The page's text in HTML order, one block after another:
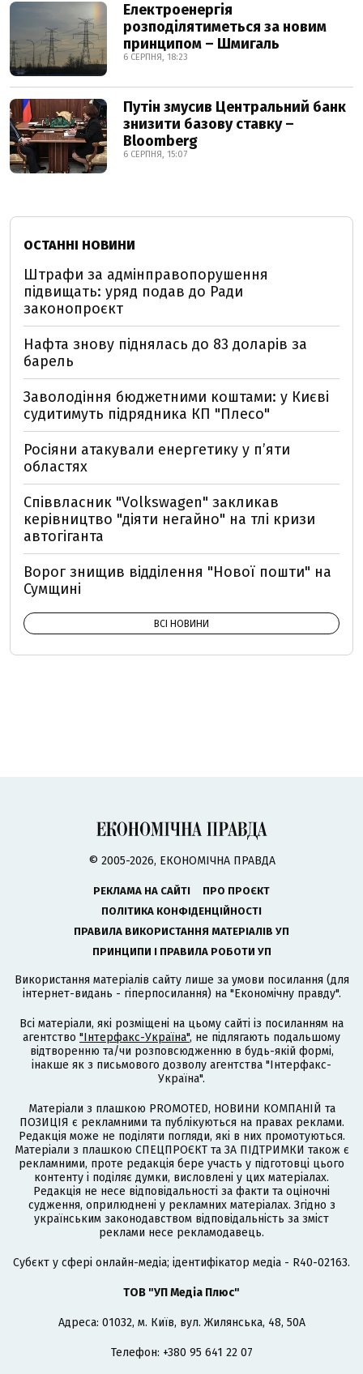
Електроенергія
розподілятиметься за новим
принципом – Шмигаль
6 СЕРПНЯ, 18:23
Путін змусив Центральний банк
знизити базову ставку –
Bloomberg
6 СЕРПНЯ, 15:07
ОСТАННІ НОВИНИ
Штрафи за адмінправопорушення
підвищать: уряд подав до Ради
законопроєкт
Нафта знову піднялась до 83 доларів за
барель
Заволодіння бюджетними коштами: у Києві
судитимуть підрядника КП "Плесо"
Росіяни атакували енергетику у пʼяти
областях
Співвласник "Volkswagen" закликав
керівництво "діяти негайно" на тлі кризи
автогіганта
Ворог знищив відділення "Нової пошти" на
Сумщині
ВСІ НОВИНИ
© 2005-2026, ЕКОНОМІЧНА ПРАВДА
РЕКЛАМА НА САЙТІ
ПРО ПРОЄКТ
ПОЛІТИКА КОНФІДЕНЦІЙНОСТІ
ПРАВИЛА ВИКОРИСТАННЯ МАТЕРІАЛІВ УП
ПРИНЦИПИ І ПРАВИЛА РОБОТИ УП
Використання матеріалів сайту лише за умови посилання (для
інтернет-видань - гіперпосилання) на "Економічну правду".
Всі матеріали, які розміщені на цьому сайті із посиланням на
агентство "Інтерфакс-Україна", не підлягають подальшому
відтворенню та/чи розповсюдженню в будь-якій формі,
інакше як з письмового дозволу агентства "Інтерфакс-
Україна".
Матеріали з плашкою PROMOTED, НОВИНИ КОМПАНІЙ та
ПОЗИЦІЯ є рекламними та публікуються на правах реклами.
Редакція може не поділяти погляди, які в них промотуються.
Матеріали з плашкою СПЕЦПРОЄКТ та ЗА ПІДТРИМКИ також є
рекламними, проте редакція бере участь у підготовці цього
контенту і поділяє думки, висловлені у цих матеріалах.
Редакція не несе відповідальності за факти та оціночні
судження, оприлюднені у рекламних матеріалах. Згідно з
українським законодавством відповідальність за зміст
реклами несе рекламодавець.
Cубєкт у сфері онлайн-медіа; ідентифікатор медіа - R40-02163.
ТОВ "УП Медіа Плюс"
Адреса: 01032, м. Київ, вул. Жилянська, 48, 50А
Телефон: +380 95 641 22 07